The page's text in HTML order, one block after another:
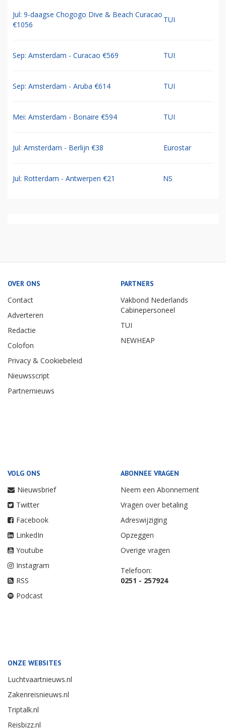
Jul: 9-daagse Chogogo Dive & Beach Curacao
€1056
TUI
Sep: Amsterdam - Curacao €569 TUI
Sep: Amsterdam - Aruba €614 TUI
Mei: Amsterdam - Bonaire €594 TUI
Jul: Amsterdam - Berlijn €38 Eurostar
Jul: Rotterdam - Antwerpen €21 NS
OVER ONS
Contact
Adverteren
Redactie
Colofon
Privacy & Cookiebeleid
Nieuwsscript
Partnernieuws
PARTNERS
Vakbond Nederlands
Cabinepersoneel
TUI
NEWHEAP
VOLG ONS
Nieuwsbrief
Twitter
Facebook
LinkedIn
Youtube
Instagram
RSS
Podcast
ABONNEE VRAGEN
Neem een Abonnement
Vragen over betaling
Adreswijziging
Opzeggen
Overige vragen
Telefoon:
0251 - 257924
ONZE WEBSITES
Luchtvaartnieuws.nl
Zakenreisnieuws.nl
Triptalk.nl
Reisbizz.nl